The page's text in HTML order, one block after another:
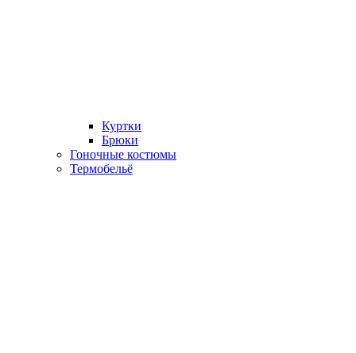
Куртки
Брюки
Гоночные костюмы
Термобельё